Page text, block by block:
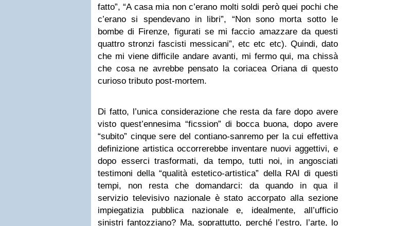
fatto”, “A casa mia non c’erano molti soldi però quei pochi che
c’erano si spendevano in libri”, “Non sono morta sotto le
bombe di Firenze, figurati se mi faccio amazzare da questi
quattro stronzi fascisti messicani”, etc etc etc). Quindi, dato
che mi viene difficile andare avanti, mi fermo qui, ma chissà
che cosa ne avrebbe pensato la coriacea Oriana di questo
curioso tributo post-mortem.
Di fatto, l’unica considerazione che resta da fare dopo avere
visto quest’ennesima “ficssion” di bocca buona, dopo avere
“subito” cinque sere del contiano-sanremo per la cui effettiva
definizione artistica occorrerebbe inventare nuovi aggettivi, e
dopo esserci trasformati, da tempo, tutti noi, in angosciati
testimoni della “qualità estetico-artistica” della RAI di questi
tempi, non resta che domandarci: da quando in qua il
servizio televisivo nazionale è stato accorpato alla sezione
impiegatizia pubblica nazionale e, idealmente, all’ufficio
sinistri fantozziano? Ma, soprattutto, perché l’estro, l’arte, lo